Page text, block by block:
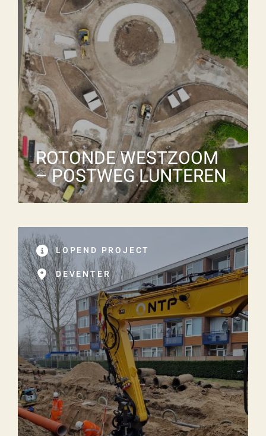
Wat is 5 + 5?
VERSTUUR JE AANVRAAG
Naam*
E-mailadres*
Telefoonnummer
Vraag of opmerking
Wat is 5 + 5?*
VERSTUU
R JE
AANVRA
AG
ROTONDE WESTZOOM
– POSTWEG LUNTEREN
LOPEND PROJECT
DEVENTER